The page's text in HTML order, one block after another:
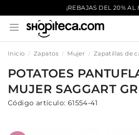
¡REBAJAS DEL 20% AL
Inicio Zapatos Mujer Zapatillas de
POTATOES
MUJER SAGGART
Código artículo: 61554-41